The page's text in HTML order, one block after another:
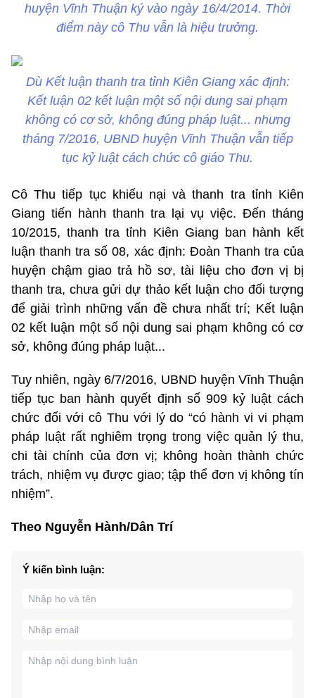
huyện Vĩnh Thuận ký vào ngày 16/4/2014. Thời
điểm này cô Thu vẫn là hiệu trưởng.
Dù Kết luận thanh tra tỉnh Kiên Giang xác định:
Kết luận 02 kết luận một số nội dung sai phạm
không có cơ sở, không đúng pháp luật... nhưng
tháng 7/2016, UBND huyện Vĩnh Thuận vẫn tiếp
tục kỷ luật cách chức cô giáo Thu.
Cô Thu tiếp tục khiếu nại và thanh tra tỉnh Kiên
Giang tiến hành thanh tra lại vụ việc. Đến tháng
10/2015, thanh tra tỉnh Kiên Giang ban hành kết
luận thanh tra số 08, xác định: Đoàn Thanh tra của
huyện chậm giao trả hồ sơ, tài liệu cho đơn vị bị
thanh tra, chưa gửi dự thảo kết luận cho đối tượng
để giải trình những vấn đề chưa nhất trí; Kết luận
02 kết luận một số nội dung sai phạm không có cơ
sở, không đúng pháp luật...
Tuy nhiên, ngày 6/7/2016, UBND huyện Vĩnh Thuận
tiếp tục ban hành quyết định số 909 kỷ luật cách
chức đối với cô Thu với lý do “có hành vi vi phạm
pháp luật rất nghiêm trọng trong việc quản lý thu,
chi tài chính của đơn vị; không hoàn thành chức
trách, nhiệm vụ được giao; tập thể đơn vị không tín
nhiệm”.
Theo Nguyễn Hành/Dân Trí
Ý kiến bình luận: